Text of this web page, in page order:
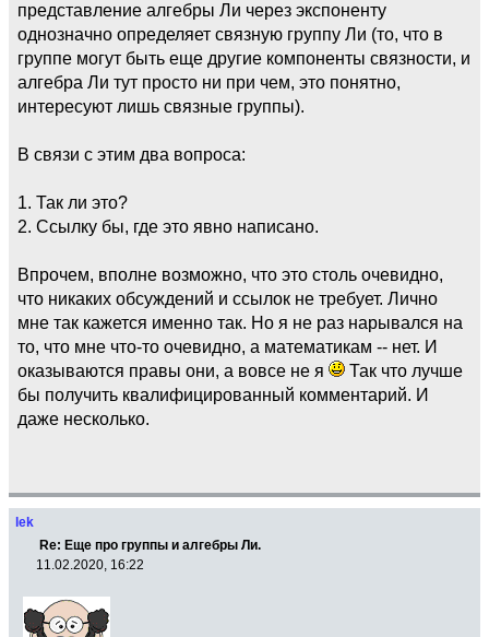
представление алгебры Ли через экспоненту
однозначно определяет связную группу Ли (то, что в
группе могут быть еще другие компоненты связности, и
алгебра Ли тут просто ни при чем, это понятно,
интересуют лишь связные группы).
В связи с этим два вопроса:
1. Так ли это?
2. Ссылку бы, где это явно написано.
Впрочем, вполне возможно, что это столь очевидно,
что никаких обсуждений и ссылок не требует. Лично
мне так кажется именно так. Но я не раз нарывался на
то, что мне что-то очевидно, а математикам -- нет. И
оказываются правы они, а вовсе не я
Так что лучше
бы получить квалифицированный комментарий. И
даже несколько.
lek
Re: Еще про группы и алгебры Ли.
11.02.2020, 16:22